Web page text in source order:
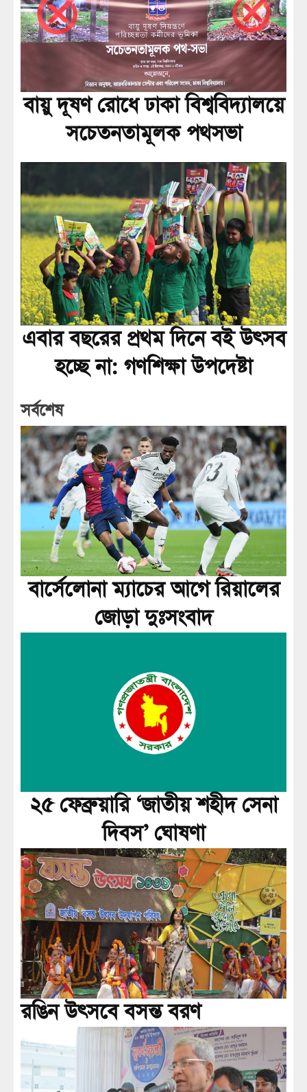
বায়ু দূষণ রোধে ঢাকা বিশ্ববিদ্যালয়ে
সচেতনতামূলক পথসভা
এবার বছরের প্রথম দিনে বই উৎসব
হচ্ছে না: গণশিক্ষা উপদেষ্টা
সর্বশেষ
বার্সেলোনা ম্যাচের আগে রিয়ালের
জোড়া দুঃসংবাদ
২৫ ফেব্রুয়ারি ‘জাতীয় শহীদ সেনা
দিবস’ ঘোষণা
রঙিন উৎসবে বসন্ত বরণ